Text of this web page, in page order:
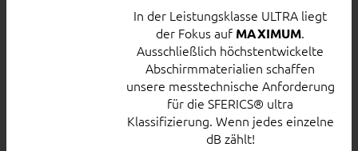
In der Leistungsklasse ULTRA liegt
der Fokus auf MAXIMUM.
Ausschließlich höchstentwickelte
Abschirmmaterialien schaffen
unsere messtechnische Anforderung
für die SFERICS® ultra
Klassifizierung. Wenn jedes einzelne
dB zählt!